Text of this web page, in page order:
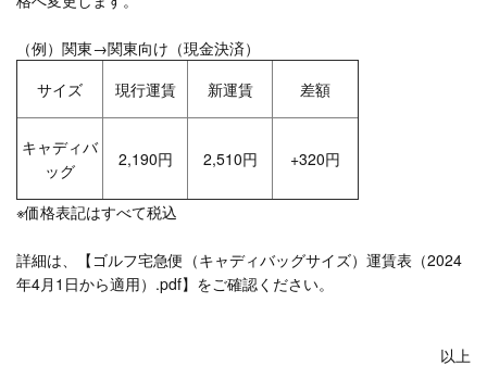
（例）関東→関東向け（現金決済）
サイズ
現行運賃 新運賃 差額
キャディバ
ッグ
2,190円 2,510円 +320円
※価格表記はすべて税込
詳細は、
【ゴルフ宅急便（キャディバッグサイズ）運賃表（2024
年4月1日から適用）.pdf】 をご確認ください。
以上